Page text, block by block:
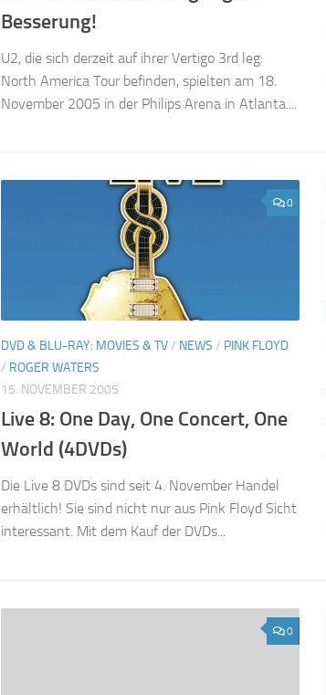
Besserung!
U2, die sich derzeit auf ihrer Vertigo 3rd leg:
North America Tour befinden, spielten am 18.
November 2005 in der Philips Arena in Atlanta....
0
DVD & BLU-RAY: MOVIES & TV/ NEWS / PINK FLOYD
/ ROGER WATERS
15. NOVEMBER 2005
Live 8: One Day, One Concert, One
World (4DVDs)
Die Live 8 DVDs sind seit 4. November Handel
erhältlich! Sie sind nicht nur aus Pink Floyd Sicht
interessant. Mit dem Kauf der DVDs...
0